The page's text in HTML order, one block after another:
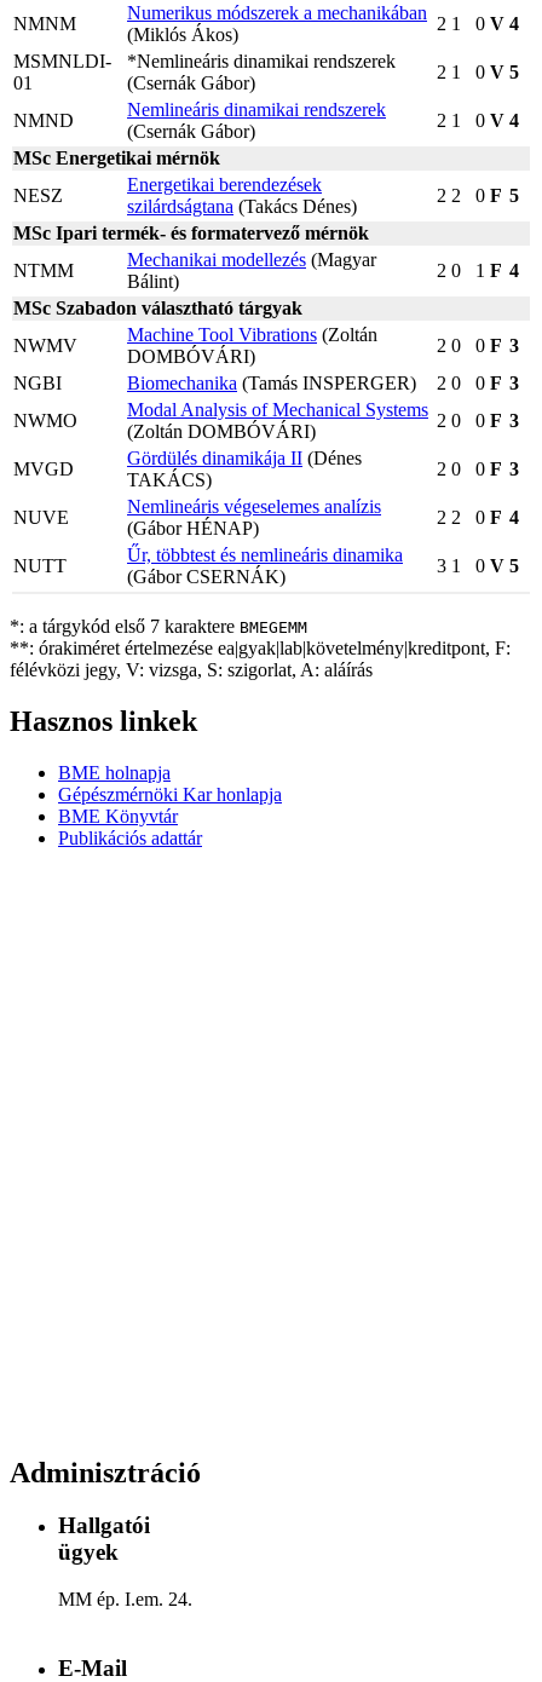
NMNM
Numerikus módszerek a mechanikában
(Miklós Ákos)
2 1 0 V 4
MSMNLDI-
01
*Nemlineáris dinamikai rendszerek
(Csernák Gábor)
2 1 0 V 5
NMND
Nemlineáris dinamikai rendszerek
(Csernák Gábor)
2 1 0 V 4
MSc Energetikai mérnök
NESZ
Energetikai berendezések
szilárdságtana (Takács Dénes)
2 2 0 F 5
MSc Ipari termék- és formatervező mérnök
NTMM
Mechanikai modellezés (Magyar
Bálint)
2 0 1 F 4
MSc Szabadon választható tárgyak
NWMV
Machine Tool Vibrations (Zoltán
DOMBÓVÁRI)
2 0 0 F 3
NGBI
Biomechanika (Tamás INSPERGER) 2 0 0 F 3
NWMO
Modal Analysis of Mechanical Systems
(Zoltán DOMBÓVÁRI)
2 0 0 F 3
MVGD
Gördülés dinamikája II (Dénes
TAKÁCS)
2 0 0 F 3
NUVE
Nemlineáris végeselemes analízis
(Gábor HÉNAP)
2 2 0 F 4
NUTT
Űr, többtest és nemlineáris dinamika
(Gábor CSERNÁK)
3 1 0 V 5
*: a tárgykód első 7 karaktere BMEGEMM
**: órakiméret értelmezése ea|gyak|lab|követelmény|kreditpont, F:
félévközi jegy, V: vizsga, S: szigorlat, A: aláírás
Hasznos linkek
BME holnapja
Gépészmérnöki Kar honlapja
BME Könyvtár
Publikációs adattár
Adminisztráció
Hallgatói
ügyek
MM ép. I.em. 24.
E-Mail